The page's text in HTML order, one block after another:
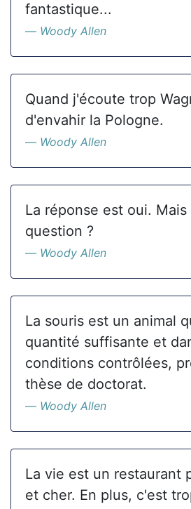
fantastique...
Woody Allen
Quand j'écoute trop
d'envahir la Pologne.
Woody Allen
La réponse est oui.
question ?
Woody Allen
La souris est un animal
quantité suffisante et
conditions contrôlées,
thèse de doctorat.
Woody Allen
La vie est un restaurant
et cher. En plus, c'est